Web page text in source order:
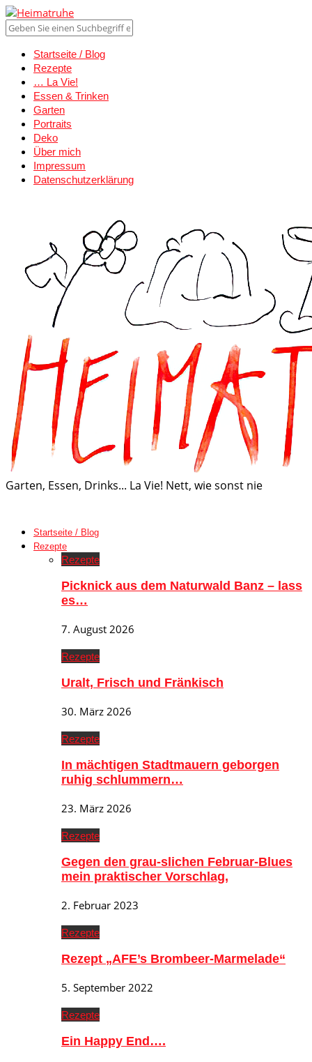
Startseite / Blog
Rezepte
… La Vie!
Essen & Trinken
Garten
Portraits
Deko
Über mich
Impressum
Datenschutzerklärung
Garten, Essen, Drinks... La Vie! Nett, wie sonst nie
Startseite / Blog
Rezepte
Rezepte
Picknick aus dem Naturwald Banz – lass
es…
7. August 2026
Rezepte
Uralt, Frisch und Fränkisch
30. März 2026
Rezepte
In mächtigen Stadtmauern geborgen
ruhig schlummern…
23. März 2026
Rezepte
Gegen den grau-slichen Februar-Blues
mein praktischer Vorschlag,
2. Februar 2023
Rezepte
Rezept „AFE’s Brombeer-Marmelade“
5. September 2022
Rezepte
Ein Happy End….